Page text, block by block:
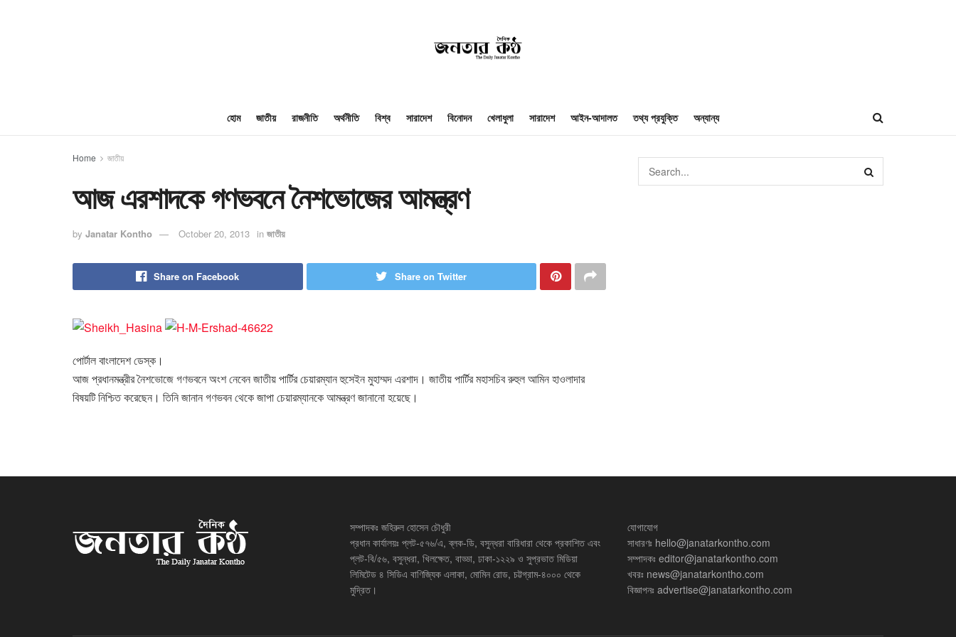
হোম জাতীয় রাজনীতি অর্থনীতি বিশ্ব সারাদেশ বিনোদন খেলাধুলা সারাদেশ আইন-আদালত তথ্য প্রযুক্তি অন্যান্য
Home জাতীয়
আজ এরশাদকে গণভবনে নৈশভোজের আমন্ত্রণ
by Janatar Kontho October 20, 2013 in জাতীয়
Share on Facebook Share on Twitter
পোর্টাল বাংলাদেশ ডেস্ক।
আজ প্রধানমন্ত্রীর নৈশভোজে গণভবনে অংশ নেবেন জাতীয় পার্টির চেয়ারম্যান হুসেইন মুহাম্মদ এরশাদ। জাতীয় পার্টির মহাসচিব রুহুল আমিন হাওলাদার
বিষয়টি নিশ্চিত করেছেন। তিনি জানান গণভবন থেকে জাপা চেয়ারম্যানকে আমন্ত্রণ জানানো হয়েছে।
সম্পাদকঃ জহিরুল হোসেন চৌধুরী
প্রধান কার্যালয়ঃ প্লট-৫৭৬/এ, ব্লক-ডি, বসুন্ধরা বারিধারা থেকে প্রকাশিত এবং
প্লট-বি/৫৬, বসুন্ধরা, খিলক্ষেত, বাড্ডা, ঢাকা-১২২৯ ও সুপ্রভাত মিডিয়া
লিমিটেড ৪ সিডিএ বাণিজ্যিক এলাকা, মোমিন রোড, চট্টগ্রাম-৪০০০ থেকে
মুদ্রিত।
যোগাযোগ
সাধারণঃ hello@janatarkontho.com
সম্পাদকঃ editor@janatarkontho.com
খবরঃ news@janatarkontho.com
বিজ্ঞাপনঃ advertise@janatarkontho.com